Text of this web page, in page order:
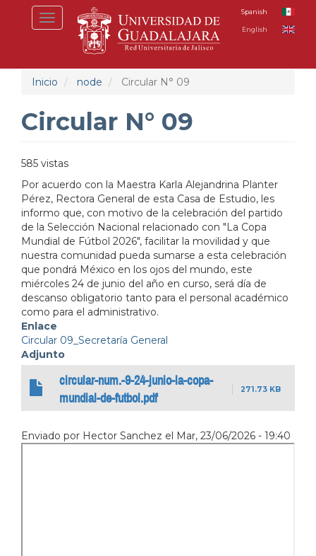
Toggle
navigation
Spanish
English
Inicio node Circular N° 09
Circular N° 09
585 vistas
Por acuerdo con la Maestra Karla Alejandrina Planter
Pérez, Rectora General de esta Casa de Estudio, les
informo que, con motivo de la celebración del partido
de la Selección Nacional relacionado con "La Copa
Mundial de Fútbol 2026", facilitar la movilidad y que
nuestra comunidad pueda sumarse a esta celebración
que pondrá México en los ojos del mundo, este
miércoles 24 de junio del año en curso, será día de
descanso obligatorio tanto para el personal académico
como para el administrativo.
Enlace
Circular 09_Secretaría General
Adjunto
circular-num.-9-24-junio-la-copa-
mundial-de-futbol.pdf
271.73 KB
Enviado por Hector Sanchez el Mar, 23/06/2026 - 19:40